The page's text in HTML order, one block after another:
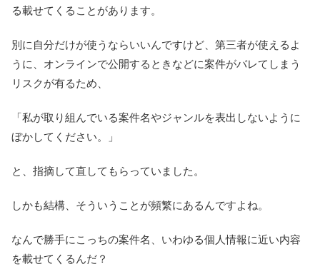
る載せてくることがあります。
別に自分だけが使うならいいんですけど、第三者が使えるよ
うに、オンラインで公開するときなどに案件がバレてしまう
リスクが有るため、
「私が取り組んでいる案件名やジャンルを表出しないように
ぼかしてください。」
と、指摘して直してもらっていました。
しかも結構、そういうことが頻繁にあるんですよね。
なんで勝手にこっちの案件名、いわゆる個人情報に近い内容
を載せてくるんだ？